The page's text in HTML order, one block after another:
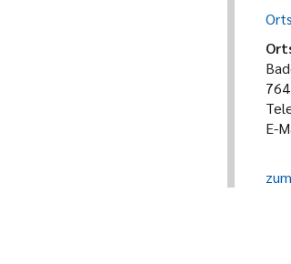
E-